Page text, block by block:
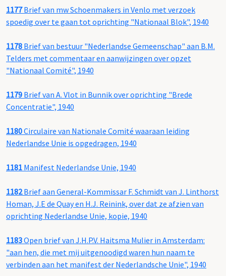
1177Brief van mw Schoenmakers in Venlo met verzoek
spoedig over te gaan tot oprichting "Nationaal Blok", 1940
1178 Brief van bestuur "Nederlandse Gemeenschap" aan B.M.
Telders met commentaar en aanwijzingen over opzet
"Nationaal Comité", 1940
1179 Brief van A. Vlot in Bunnik over oprichting "Brede
Concentratie", 1940
1180Circulaire van Nationale Comité waaraan leiding
Nederlandse Unie is opgedragen, 1940
1181 Manifest Nederlandse Unie, 1940
1182Brief aan General-Kommissar F. Schmidt van J. Linthorst
Homan, J.E de Quay en H.J. Reinink, over dat ze afzien van
oprichting Nederlandse Unie, kopie, 1940
1183Open brief van J.H.P.V. Haitsma Mulier in Amsterdam:
"aan hen, die met mij uitgenoodigd waren hun naam te
verbinden aan het manifest der Nederlandsche Unie", 1940